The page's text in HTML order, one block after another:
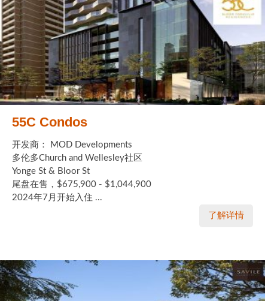
55C Condos
开发商： MOD Developments
多伦多Church and Wellesley社区
Yonge St & Bloor St
尾盘在售，$675,900 - $1,044,900
2024年7月开始入住 ...
了解详情